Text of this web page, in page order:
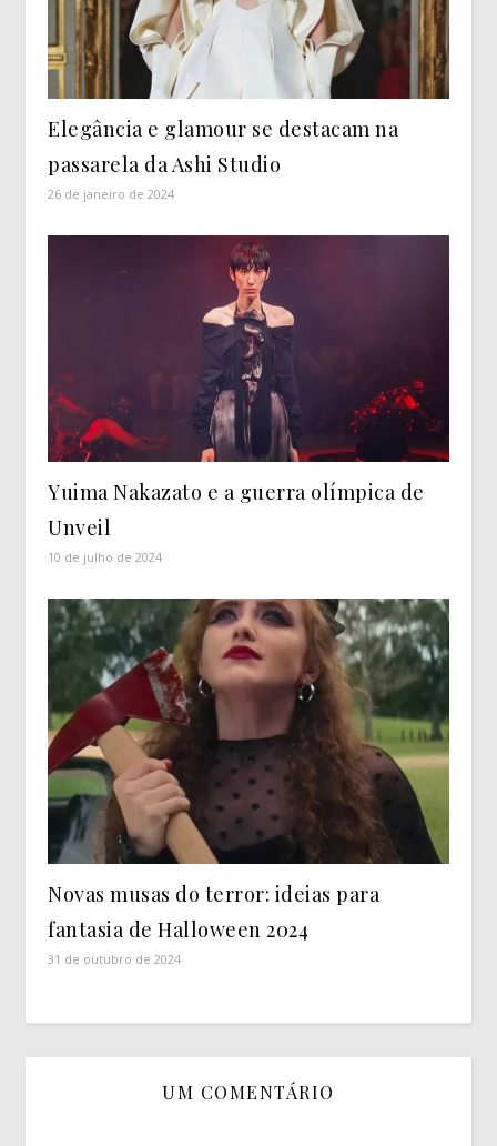
Elegância e glamour se destacam na
passarela da Ashi Studio
26 de janeiro de 2024
Yuima Nakazato e a guerra olímpica de
Unveil
10 de julho de 2024
Novas musas do terror: ideias para
fantasia de Halloween 2024
31 de outubro de 2024
UM COMENTÁRIO